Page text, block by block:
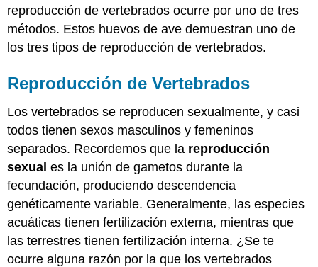
reproducción de vertebrados ocurre por uno de tres
métodos. Estos huevos de ave demuestran uno de
los tres tipos de reproducción de vertebrados.
Reproducción de Vertebrados
Los vertebrados se reproducen sexualmente, y casi
todos tienen sexos masculinos y femeninos
separados. Recordemos que la reproducción
sexual es la unión de gametos durante la
fecundación, produciendo descendencia
genéticamente variable. Generalmente, las especies
acuáticas tienen fertilización externa, mientras que
las terrestres tienen fertilización interna. ¿Se te
ocurre alguna razón por la que los vertebrados